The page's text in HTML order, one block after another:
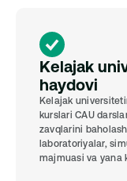
Kelajak
haydovi
Kelajak
kurslari CAU
zavqlarini
laboratoriyalar,
majmuasi va yana